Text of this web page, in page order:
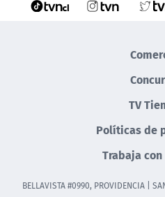
TV
Políticas de
Trabaja
BELLAVISTA #0990, PROVIDENCIA |